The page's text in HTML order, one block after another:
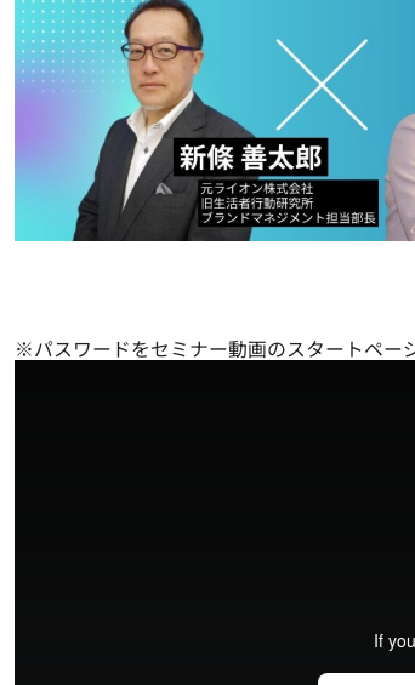
※パスワードをセミナー動画のスタートペー